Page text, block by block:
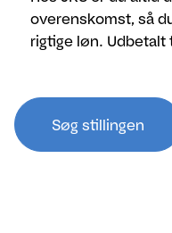
overenskomst, så
rigtige løn. Udbetalt
Søg stillingen